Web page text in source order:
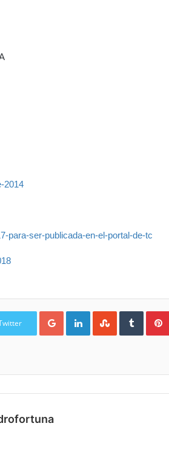
2014
para-ser-publicada-en-el-portal-de-tc
Google+LinkedInStumbleUpon
Tumblr